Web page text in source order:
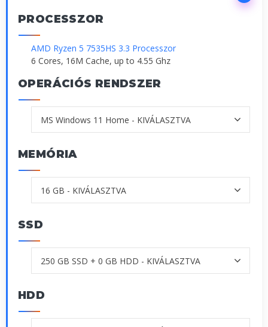
PROCESSZOR
AMD Ryzen 5 7535HS 3.3 Processzor
6 Cores, 16M Cache, up to 4.55 Ghz
OPERÁCIÓS RENDSZER
MEMÓRIA
SSD
HDD